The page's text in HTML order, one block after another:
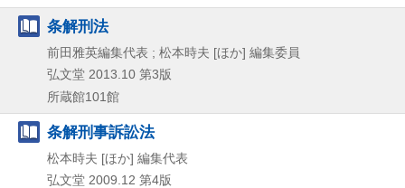
条解刑法
前田雅英編集代表 ; 松本時夫 [ほか] 編集委員
弘文堂 2013.10 第3版
所蔵館101館
条解刑事訴訟法
松本時夫 [ほか] 編集代表
弘文堂 2009.12 第4版